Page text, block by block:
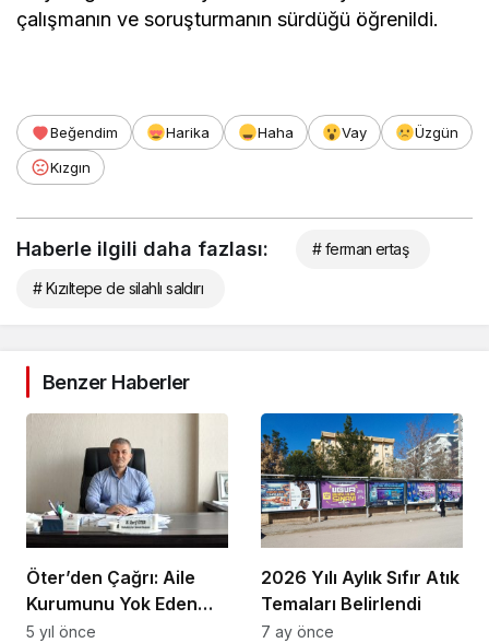
çalışmanın ve soruşturmanın sürdüğü öğrenildi.
Beğendim Harika Haha Vay
Üzgün
Kızgın
Haberle ilgili daha fazlası: # ferman ertaş
# Kızıltepe de silahlı saldırı
Benzer Haberler
Öter’den Çağrı: Aile
Kurumunu Yok Eden
Yasalar Kaldırılsın
5 yıl önce
2026 Yılı Aylık Sıfır Atık
Temaları Belirlendi
7 ay önce